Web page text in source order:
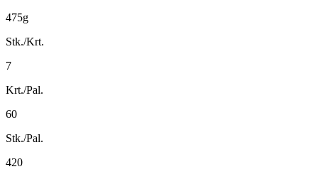
475g
Stk./Krt.
7
Krt./Pal.
60
Stk./Pal.
420